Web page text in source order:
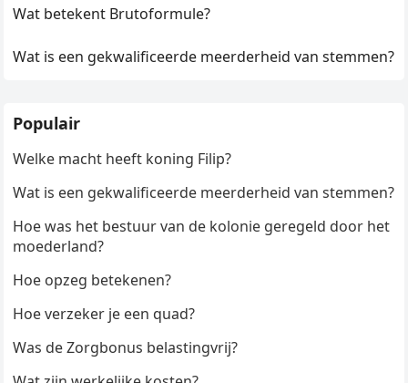
Wat betekent Brutoformule?
Wat is een gekwalificeerde meerderheid van stemmen?
Populair
Welke macht heeft koning Filip?
Wat is een gekwalificeerde meerderheid van stemmen?
Hoe was het bestuur van de kolonie geregeld door het
moederland?
Hoe opzeg betekenen?
Hoe verzeker je een quad?
Was de Zorgbonus belastingvrij?